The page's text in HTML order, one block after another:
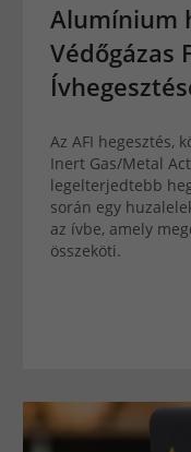
Alumínium
Védőgázas
Az AFI hegesztés,
Inert Gas/Metal
legelterjedtebb
során egy
az ívbe, amely
összeköti.